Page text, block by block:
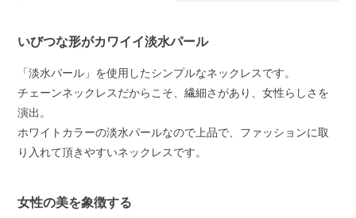
いびつな形がカワイイ淡水パール
「淡水パール」を使用したシンプルなネックレスです。
チェーンネックレスだからこそ、繊細さがあり、女性らしさを
演出。
ホワイトカラーの淡水パールなので上品で、ファッションに取
り入れて頂きやすいネックレスです。
女性の美を象徴する